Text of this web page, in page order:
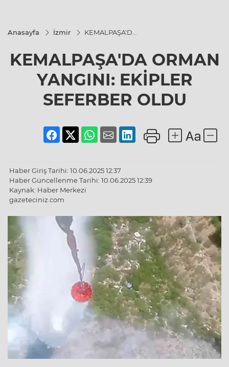
Anasayfa İzmir
KEMALPAŞA'DA
EKİPLER
SEFERBER
OLDU
KEMALPAŞA'DA ORMAN
YANGINI: EKİPLER
SEFERBER OLDU
Haber Giriş Tarihi: 10.06.2025 12:37
Haber Güncellenme Tarihi: 10.06.2025 12:39
Kaynak: Haber Merkezi
gazeteciniz.com